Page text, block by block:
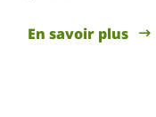
En savoir plus